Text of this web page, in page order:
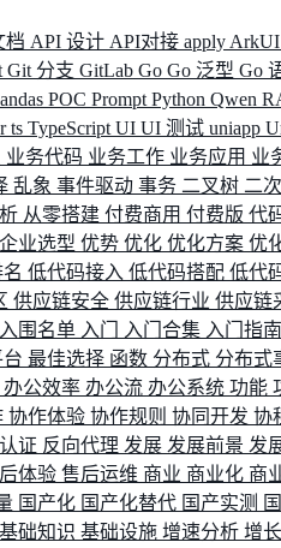
档 API 设计 API对接 apply ArkUI
Git 分支 GitLab Go Go 泛型 Go
POC Prompt Python Qwen
ts TypeScript UI UI 测试 uniapp
业务代码 业务工作 业务应用 业
乱象 事件驱动 事务 二叉树 二
从零搭建 付费商用 付费版 代
企业选型 优势 优化 优化方案 优
低代码接入 低代码搭配 低代
供应链安全 供应链行业 供应链
入围名单 入门 入门合集 入门指南
最佳选择 函数 分布式 分布式
办公效率 办公流 办公系统 功能
协作体验 协作规则 协同开发 协
证 反向代理 发展 发展前景 发
体验 售后运维 商业 商业化 商
国产化 国产化替代 国产实测
基础知识 基础设施 增速分析 增